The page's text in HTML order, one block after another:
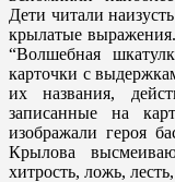
Дети читали
крылатые
“Волшебная
карточки с
их названия,
записанные на
изображали героя
Крылова
xитрость, ложь,